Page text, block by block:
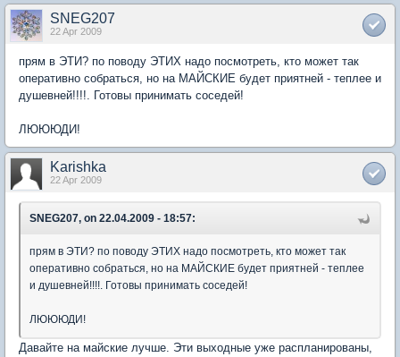
SNEG207
22 Apr 2009
прям в ЭТИ? по поводу ЭТИХ надо посмотреть, кто может так
оперативно собраться, но на МАЙСКИЕ будет приятней - теплее и
душевней!!!!. Готовы принимать соседей!
ЛЮЮЮДИ!
Karishka
22 Apr 2009
SNEG207, on 22.04.2009 - 18:57:
прям в ЭТИ? по поводу ЭТИХ надо посмотреть, кто может так
оперативно собраться, но на МАЙСКИЕ будет приятней - теплее
и душевней!!!!. Готовы принимать соседей!
ЛЮЮЮДИ!
Давайте на майские лучше. Эти выходные уже распланированы,